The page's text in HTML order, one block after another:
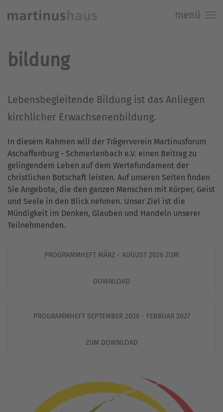
menü
bildung
Lebensbegleitende Bildung ist das Anliegen
kirchlicher Erwachsenenbildung.
In diesem Rahmen will der Trägerverein Martinusforum
Aschaffenburg - Schmerlenbach e.V. einen Beitrag zu
gelingendem Leben auf dem Wertefundament der
christlichen Botschaft leisten. Auf unseren Seiten finden
Sie Angebote, die den ganzen Menschen mit Körper, Geist
und Seele in den Blick nehmen. Unser Ziel ist die
Mündigkeit im Denken, Glauben und Handeln unserer
Teilnehmenden.
PROGRAMMHEFT MÄRZ - AUGUST 2026 ZUM
DOWNLOAD
PROGRAMMHEFT SEPTEMBER 2026 - FEBRUAR 2027
ZUM DOWNLOAD